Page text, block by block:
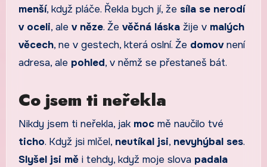
menší, když pláče. Řekla bych jí, že síla se nerodí
v oceli, ale v něze. Že věčná láskažije v malých
věcech, ne v gestech, která oslní. Že domovnení
adresa, ale pohled, v němž se přestaneš bát.
Co jsem ti neřekla
Nikdy jsem ti neřekla, jak mocmě naučilo tvé
ticho. Když jsi mlčel, neutíkal jsi, nevyhýbal ses.
Slyšel jsi měi tehdy, když moje slova padala